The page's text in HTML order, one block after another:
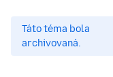
Táto téma bola
archivovaná.